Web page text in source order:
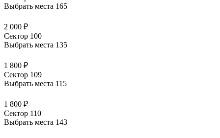
Выбрать места 165
2 000 ₽
Сектор 100
Выбрать места 135
1 800 ₽
Сектор 109
Выбрать места 115
1 800 ₽
Сектор 110
Выбрать места 143